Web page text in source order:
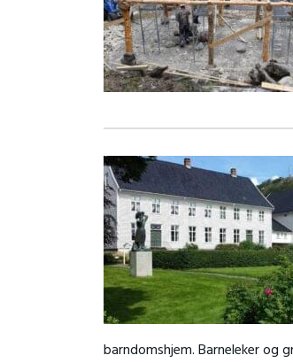
barndomshjem. Barneleker og